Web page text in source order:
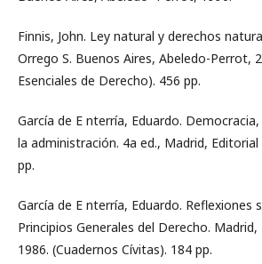
Finnis, John. Ley natural y derechos
Orrego S. Buenos Aires, Abeledo-Perrot,
Esenciales de Derecho). 456 pp.
García de E nterría, Eduardo.
la administración. 4a ed., Madrid,
pp.
García de E nterría, Eduardo. Reflexiones
Principios Generales del Derecho.
1986. (Cuadernos Cívitas). 184 pp.